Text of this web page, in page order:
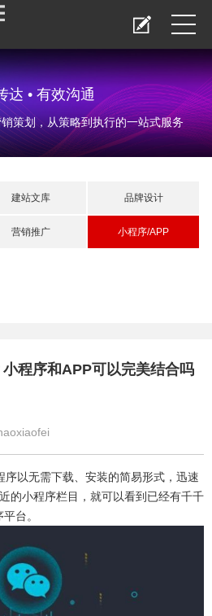
达 • 有效沟通
策划，从策略到执行的一站式服务
建站文库 品牌设计
营销推广 小程序/APP
程序和APP可以完美结合吗
以无需下载、安装的简易形式，迅速
的小程序栏目，就可以看到已经有千千
台。